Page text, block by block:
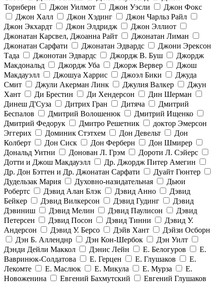
Торнберн
Джон Уилмот Джон Уэсли
Джон Фокс
Джон Халл
Джон Хэдинг
Джон Чарльз Райл
Джон Экхардт
Джон Элдридж
Джон Эллиот
Джонатан Карсвел, Джоанна Райт
Джонатан Лиман
Джонатан Сарфати
Джонатан Эдвардс
Джони Эрексон
Тада
Джонотан Эдвардс Джордж В. Буш
Джордж
Макдональд
Джордж Уба Джорж Вервер
Джош
Макдауэлл
Джошуа Харрис Джоэл Бики
Джуда
Смит
Джули Акерман Линк Джулия Валкер
Джун
Хант
Ди Брестин Ди Хендерсон
Дин Шерман
Динеш Д'Суза
Дитрих Гран Дитяча
Дмитрий
Беспалов
Дмитрий Волошенюк
Дмитрий Ищенко
Дмитрий Федорук
Дмитро Решетник
доктор Эмерсон
Эггерих
Доминик Стэтхем Дон Девельт
Дон
Колберт
Дон Сиск Дон Ферберн
Дон Шмирер
Дональд Уитни
Донован Л. Грэм
Дороти Л. Сэйерс
Дотти и Джош Макдауэлл
Др. Джордж Питер Амегин
Др. Дон Бэттен и Др. Джонатан Сарфати
Дуайт Гюнтер
Дудельзак Мария
Духовно-назидательная
Дьюи
Робертс
Дэвид Алан Блэк Дэвид Анно
Дэвид
Бейкер
Дэвид Вилкерсон Дэвид Гудинг
Дэвид
Дэвиниш
Дэвид Мелин Дэвид Паулисон
Дэвид
Петерсен
Дэвид Посон Дэвид Тинни
Дэвид У.
Андерсон
Дэвид У. Берсо Дэйв Хант
Дэйзи Осборн
Дэн Б. Алленднр
Дэн Кон-Шербок
Дэн Уилт
Дэнди Дейли Маккол
Дэнис Лейн Е. Белогуров
Е.
Вавринюк-Солдатова
Е. Герцен Е. Глушаков
Е.
Лекомте
Е. Маслюк Е. Микула Е. Мурза
Е.
Новоженина
Евгений Бахмутский Евгений Глушаков